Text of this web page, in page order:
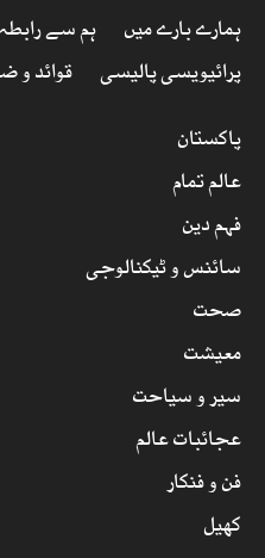
ہمارے بارے میں ہم سے رابطہ
پرائیویسی پالیسی
قوائد و
پاکستان
عالم تمام
فہم دین
سائنس و ٹیکنالوجی
صحت
معیشت
سیر و سیاحت
عجائبات عالم
فن و فنکار
کھیل